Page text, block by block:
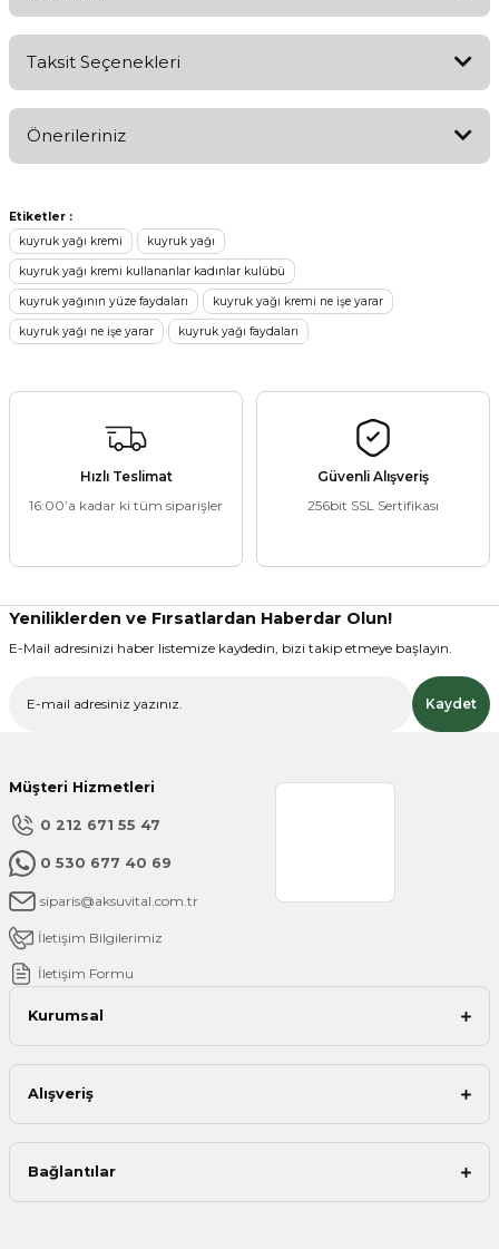
Yorum Yaz
Taksit Seçenekleri
Önerileriniz
Bu ürünün fiyat bilgisi, resim, ürün açıklamalarında ve diğer
konularda yetersiz gördüğünüz noktaları öneri formunu
kullanarak tarafımıza iletebilirsiniz.
Görüş ve önerileriniz için teşekkür ederiz.
Ürün resmi kalitesiz, bozuk veya görüntülenemiyor.
Ürün bilgilerinde hatalar bulunuyor.
Ürün fiyatı diğer sitelerden daha pahalı.
Gönder
Etiketler :
kuyruk yağı kremi
kuyruk yağı
kuyruk yağı kremi kullananlar kadınlar kulübü
kuyruk yağının yüze faydaları kuyruk yağı kremi ne işe yarar
kuyruk yağı ne işe yarar kuyruk yağı faydaları
Hızlı Teslimat
16:00’a kadar ki tüm siparişler
Güvenli Alışveriş
256bit SSL Sertifikası
Yeniliklerden ve Fırsatlardan Haberdar Olun!
E-Mail adresinizi haber listemize kaydedin, bizi takip etmeye başlayın.
Kaydet
Müşteri Hizmetleri
0 212 671 55 47
0 530 677 40 69
siparis@aksuvital.com.tr
İletişim Bilgilerimiz
İletişim Formu
Kurumsal
Alışveriş
Bağlantılar